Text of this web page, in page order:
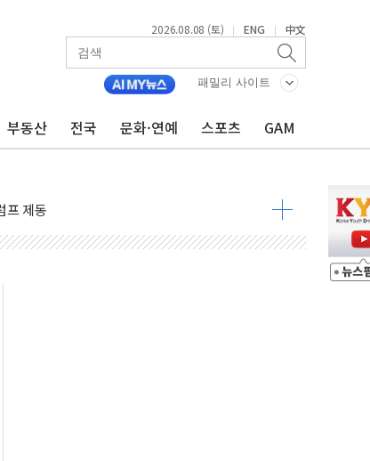
2026.08.08 (토) | ENG | 中文
패밀리 사이트
부동산 전국 문화·연예 스포츠 GAM
라엘·이란 위협에 맞설 자체 억지력 강화
주"
스톱'… 美 해상봉쇄 영향
" 촉각
…나스닥 선물 1%대 상승
상 기대 후퇴
끌'